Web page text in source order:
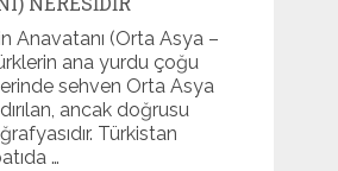
Anavatanı (Orta Asya –
ana yurdu çoğu
sehven Orta Asya
ancak doğrusu
Türkistan
…